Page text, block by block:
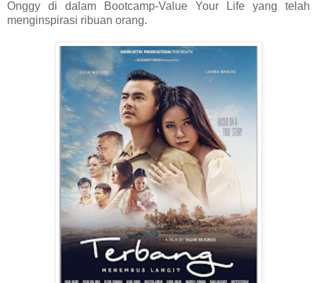
Onggy di dalam Bootcamp-Value Your Life yang telah
menginspirasi ribuan orang.